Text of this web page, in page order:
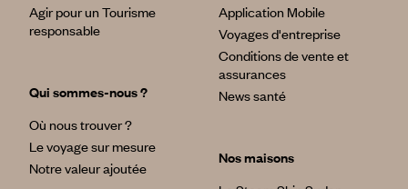
Agir pour un Tourisme
responsable
Qui sommes-nous ?
Où nous trouver ?
Le voyage sur mesure
Notre valeur ajoutée
Application Mobile
Voyages d'entreprise
Conditions de vente et
assurances
News santé
Nos maisons